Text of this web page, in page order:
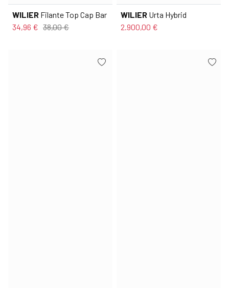
WILIER Filante Top Cap Bar
34,96 € 38,00 €
WILIER Urta Hybrid
2.900,00 €